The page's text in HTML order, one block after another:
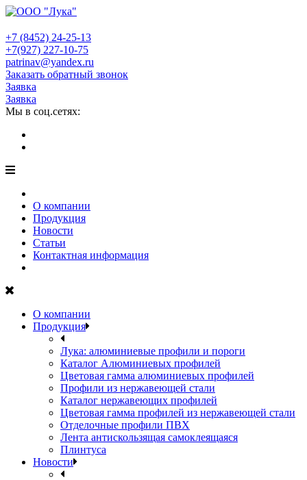
+7 (8452) 24-25-13
+7(927) 227-10-75
patrinav@yandex.ru
Заказать обратный звонок
Заявка
Заявка
Мы в соц.сетях:
О компании
Продукция
Новости
Статьи
Контактная информация
О компании
Продукция
Лука: алюминиевые профили и пороги
Каталог Алюминиевых профилей
Цветовая гамма алюминиевых профилей
Профили из нержавеющей стали
Каталог нержавеющих профилей
Цветовая гамма профилей из нержавеющей стали
Отделочные профили ПВХ
Лента антискользящая самоклеящаяся
Плинтуса
Новости